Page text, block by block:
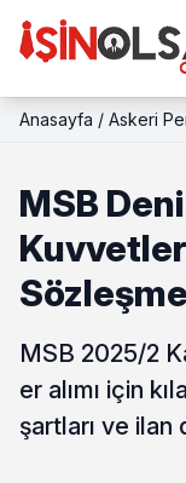
Anasayfa / Askeri
MSB
MSB 2025/2
er alımı için
şartları ve ilan